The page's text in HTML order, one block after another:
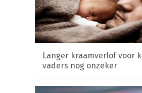
Langer kraamverlof voor
vaders nog onzeker